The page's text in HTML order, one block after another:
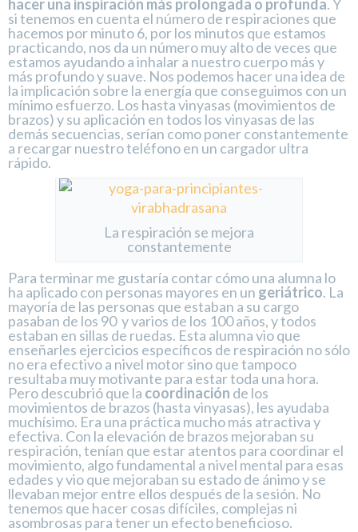
hacer una inspiración más prolongada o profunda. Y
si tenemos en cuenta el número de respiraciones que
hacemos por minuto 6, por los minutos que estamos
practicando, nos da un número muy alto de veces que
estamos ayudando a inhalar a nuestro cuerpo más y
más profundo y suave. Nos podemos hacer una idea de
la implicación sobre la energía que conseguimos con un
mínimo esfuerzo. Los hasta vinyasas (movimientos de
brazos) y su aplicación en todos los vinyasas de las
demás secuencias, serían como poner constantemente
a recargar nuestro teléfono en un cargador ultra
rápido.
La respiración se mejora
constantemente
Para terminar me gustaría contar cómo una alumna lo
ha aplicado con personas mayores en un geriátrico. La
mayoría de las personas que estaban a su cargo
pasaban de los 90 y varios de los 100 años, y todos
estaban en sillas de ruedas. Esta alumna vio que
enseñarles ejercicios específicos de respiración no sólo
no era efectivo a nivel motor sino que tampoco
resultaba muy motivante para estar toda una hora.
Pero descubrió que la coordinación de los
movimientos de brazos (hasta vinyasas), les ayudaba
muchísimo. Era una práctica mucho más atractiva y
efectiva. Con la elevación de brazos mejoraban su
respiración, tenían que estar atentos para coordinar el
movimiento, algo fundamental a nivel mental para esas
edades y vio que mejoraban su estado de ánimo y se
llevaban mejor entre ellos después de la sesión. No
tenemos que hacer cosas difíciles, complejas ni
asombrosas para tener un efecto beneficioso.